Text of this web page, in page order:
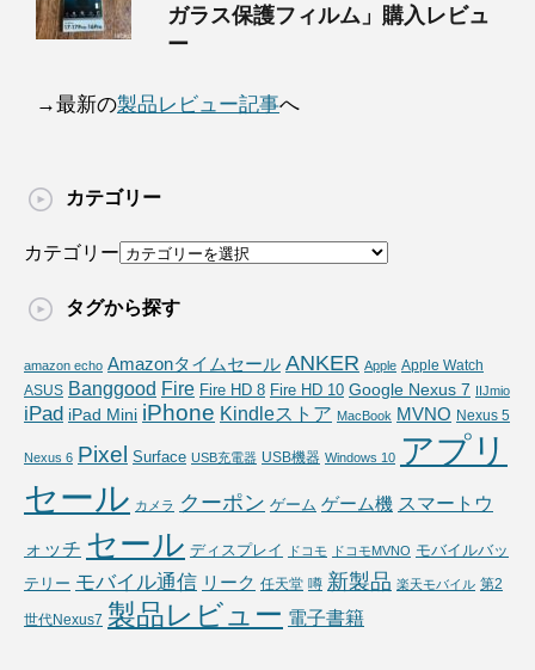
ガラス保護フィルム」購入レビュ
ー
→最新の製品レビュー記事へ
カテゴリー
カテゴリー
タグから探す
amazon echo Amazonタイムセール ANKER Apple Apple Watch
ASUS Banggood Fire Fire HD 8 Fire HD 10 Google Nexus 7 IIJmio
iPad iPad Mini iPhone Kindleストア MacBook MVNO Nexus 5
Nexus 6 Pixel Surface USB充電器 USB機器 Windows 10 アプリ
セール カメラ クーポン ゲーム ゲーム機 スマートウ
ォッチ セール ディスプレイ ドコモ ドコモMVNO モバイルバッ
テリー モバイル通信 リーク 任天堂 噂 新製品 楽天モバイル 第2
世代Nexus7 製品レビュー 電子書籍